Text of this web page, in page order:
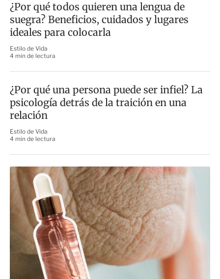
¿Por qué todos quieren una lengua de
suegra? Beneficios, cuidados y lugares
ideales para colocarla
Estilo de Vida
4 min de lectura
¿Por qué una persona puede ser infiel? La
psicología detrás de la traición en una
relación
Estilo de Vida
4 min de lectura